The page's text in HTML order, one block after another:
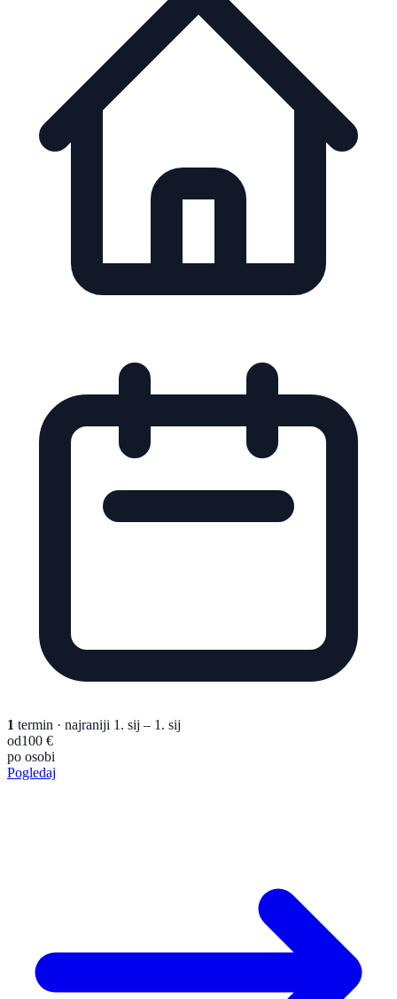
1 termin · najraniji 1. sij – 1. sij
od100 €
po osobi
Pogledaj